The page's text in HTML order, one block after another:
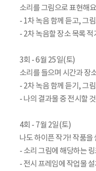
소리를 그림으로 표현해요
- 1차 녹음 함께 듣고, 그
- 2차 녹음할 장소 목록 적
3회 - 6월 25일(토)
소리를 들으며 시간과 장
- 2차 녹음 함께 듣기, 그
- 나의 결과물 중 전시할
4회 - 7월 2일(토)
나도 하이픈 작가! 작품을
- 소리 그림에 해당하는
- 전시 프레임에 작업물 설